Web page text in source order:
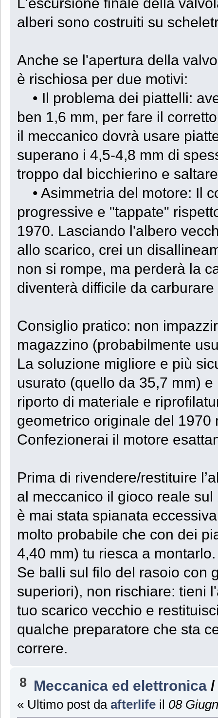
alberi sono costruiti su
Anche se l'apertura della
è rischiosa per due motivi:
• Il problema dei piattelli:
ben 1,6 mm, per fare il
il meccanico dovrà usare
superano i 4,5-4,8 mm di
troppo dal bicchierino e
• Asimmetria del motore: Il
progressive e "tappate"
1970. Lasciando l'albero
allo scarico, crei un
non si rompe, ma perderà la
diventerà difficile da
Consiglio pratico: non
magazzino (probabilmente
La soluzione migliore e più
usurato (quello da 35,7 mm)
riporto di materiale e
geometrico originale del
Confezionerai il motore
Prima di rivendere/restituire
al meccanico il gioco reale
è mai stata spianata
molto probabile che con dei
4,40 mm) tu riesca a montarlo.
Se balli sul filo del rasoio con
superiori), non rischiare: tieni
tuo scarico vecchio e
qualche preparatore che sta
correre.
8 Meccanica ed elettronica
« Ultimo post da afterlife il 08